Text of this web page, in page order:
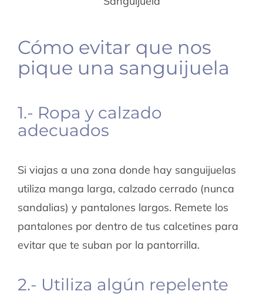
Cómo evitar que nos
pique una sanguijuela
1.- Ropa y calzado
adecuados
Si viajas a una zona donde hay sanguijuelas
utiliza manga larga, calzado cerrado (nunca
sandalias) y pantalones largos. Remete los
pantalones por dentro de tus calcetines para
evitar que te suban por la pantorrilla.
2.- Utiliza algún repelente